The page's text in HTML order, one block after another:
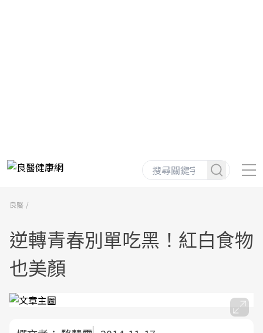
良醫
逆轉青春別單吃黑！紅白食物
也美顏